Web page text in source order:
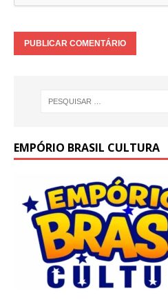
EMPÓRIO BRASIL CULTURA